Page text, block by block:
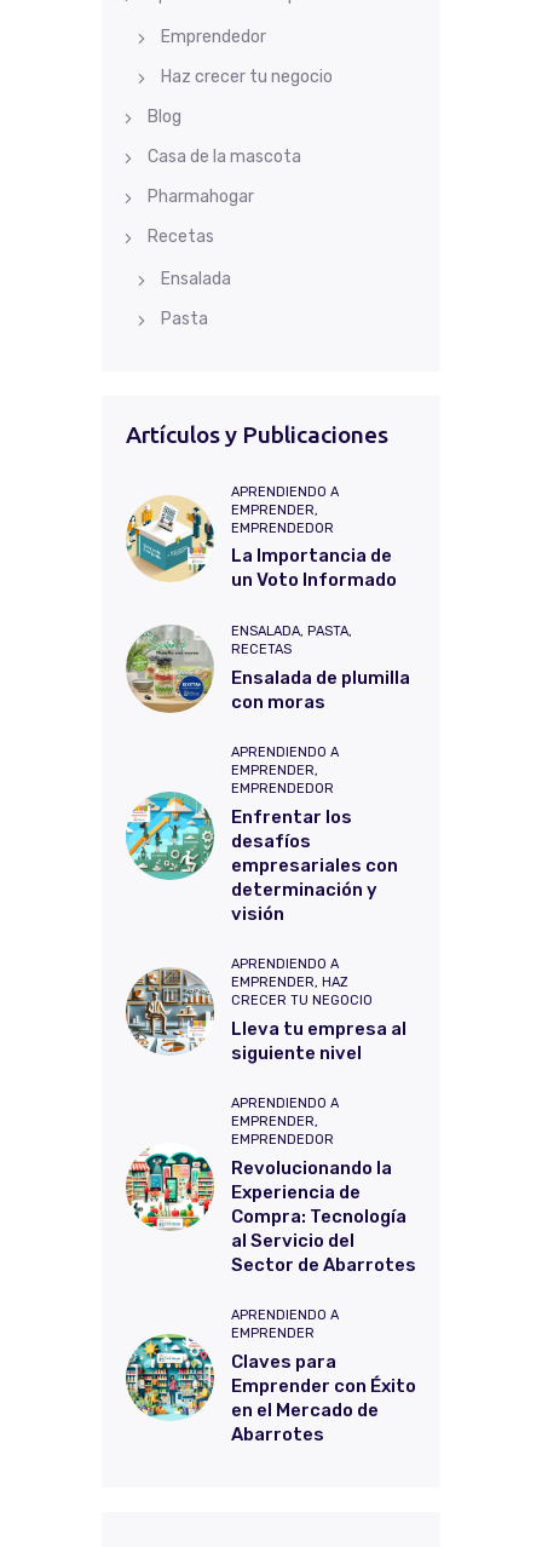
Emprendedor
Haz crecer tu negocio
Blog
Casa de la mascota
Pharmahogar
Recetas
Ensalada
Pasta
Artículos y Publicaciones
APRENDIENDO A
EMPRENDER,
EMPRENDEDOR
La Importancia de
un Voto Informado
ENSALADA, PASTA,
RECETAS
Ensalada de plumilla
con moras
APRENDIENDO A
EMPRENDER,
EMPRENDEDOR
Enfrentar los
desafíos
empresariales con
determinación y
visión
APRENDIENDO A
EMPRENDER, HAZ
CRECER TU NEGOCIO
Lleva tu empresa al
siguiente nivel
APRENDIENDO A
EMPRENDER,
EMPRENDEDOR
Revolucionando la
Experiencia de
Compra: Tecnología
al Servicio del
Sector de Abarrotes
APRENDIENDO A
EMPRENDER
Claves para
Emprender con Éxito
en el Mercado de
Abarrotes